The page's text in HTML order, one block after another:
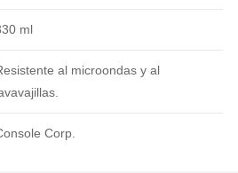
ml
al microondas y al
Corp.